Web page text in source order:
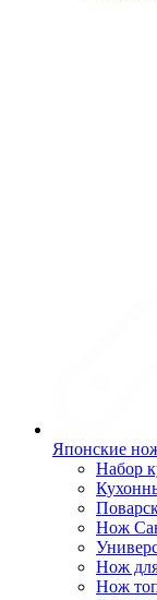
Японские
Набор
Нож
Нож
Нож